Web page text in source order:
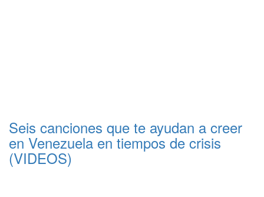
Seis canciones que te ayudan a creer
en Venezuela en tiempos de crisis
(VIDEOS)